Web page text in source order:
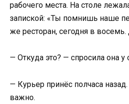
рабочего места. На столе
запиской: «Ты помнишь наше
же ресторан, сегодня в восемь.
— Откуда это? — спросила она
— Курьер принёс полчаса назад.
важно.